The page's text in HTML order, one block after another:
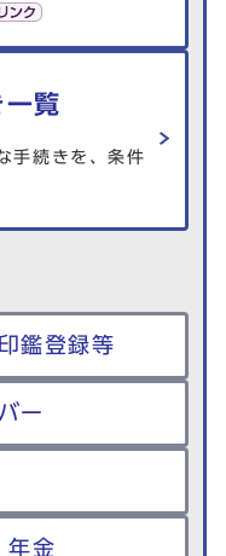
一覧
手続きを、条件
鑑登録等
ー
年金